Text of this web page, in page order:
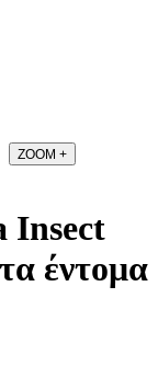
ZOOM +
Insect
έντομα